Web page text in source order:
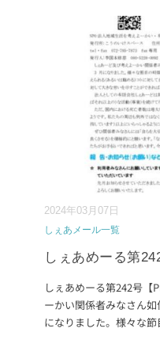
2024年03月07日
しぇあメール一覧
しぇあめーる第
しぇあめーる第242号
ーかい関係者みなさん
になりました。様々な節